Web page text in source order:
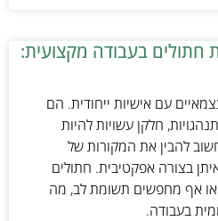
חתולים בעבודה מקצועית:
עם אישיות ייחודית. הם
חלקן עשויות להיות
להבין את המקורות של
בצורה אפקטיבית. חתולים
או אף מחפשים תשומת לב, מה
בעבודה.